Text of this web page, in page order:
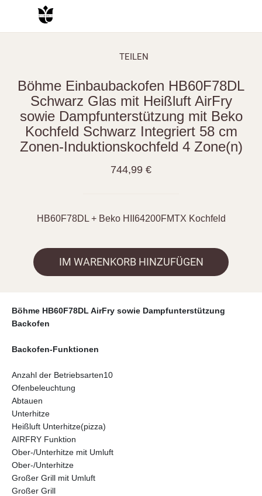
TEILEN
Böhme Einbaubackofen HB60F78DL
Schwarz Glas mit Heißluft AirFry
sowie Dampfunterstützung mit Beko
Kochfeld Schwarz Integriert 58 cm
Zonen-Induktionskochfeld 4 Zone(n)
744,99 €
HB60F78DL + Beko HII64200FMTX Kochfeld
IM WARENKORB HINZUFÜGEN
Böhme HB60F78DL AirFry sowie Dampfunterstützung
Backofen
Backofen-Funktionen
Anzahl der Betriebsarten10
Ofenbeleuchtung
Abtauen
Unterhitze
Heißluft Unterhitze(pizza)
AIRFRY Funktion
Ober-/Unterhitze mit Umluft
Ober-/Unterhitze
Großer Grill mit Umluft
Großer Grill